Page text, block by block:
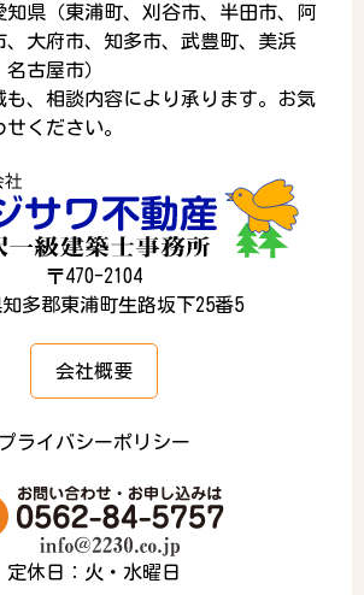
知県（東浦町、刈谷市、半田市、阿
、大府市、知多市、武豊町、美浜
古屋市）
、相談内容により承ります。お気
ください。
〒470-2104
多郡東浦町生路坂下25番5
会社概要
プライバシーポリシー
定休日：火・水曜日